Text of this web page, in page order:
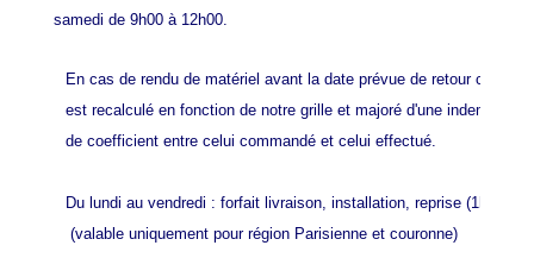
samedi de 9h00 à 12h00.
En cas de rendu de matériel avant la date prévue de retour
est recalculé en fonction de notre grille et majoré d'une indemnité
Du lundi au vendredi : forfait livraison, installation, reprise (1h en
(valable uniquement pour région Parisienne et couronne)